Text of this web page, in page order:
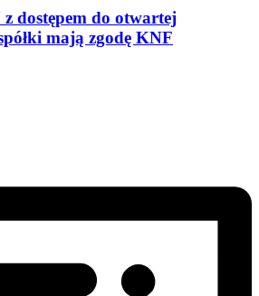
dostępem do otwartej
mają zgodę KNF